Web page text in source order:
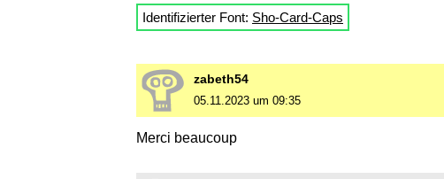
Identifizierter Font: Sho-Card-Caps
zabeth54
05.11.2023 um 09:35
Merci beaucoup